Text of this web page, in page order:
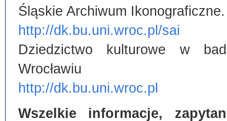
Śląskie Archiwum Ikonograficzne.
http://dk.bu.uni.wroc.pl/sai
Dziedzictwo kulturowe w
Wrocławiu
http://dk.bu.uni.wroc.pl
Wszelkie informacje,